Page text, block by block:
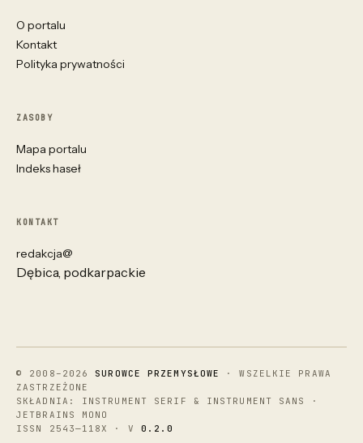
O portalu
Kontakt
Polityka prywatności
ZASOBY
Mapa portalu
Indeks haseł
KONTAKT
redakcja@
Dębica, podkarpackie
© 2008–2026SUROWCE PRZEMYSŁOWE
· WSZELKIE PRAWA
ZASTRZEŻONE
SKŁADNIA: INSTRUMENT SERIF & INSTRUMENT SANS ·
JETBRAINS MONO
ISSN 2543—118X · V 0.2.0